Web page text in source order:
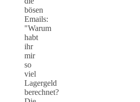
bösen
Emails:
"Warum
habt
ihr
mir
so
viel
Lagergeld
berechnet?